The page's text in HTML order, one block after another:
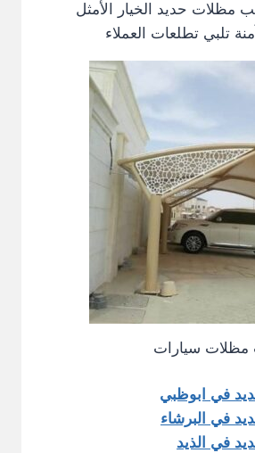
مظلات حديد الخيار الأمثل
تلبي تطلعات العملاء
مظلات سيارات
في ابوظبي
في البرشاء
في الذيد